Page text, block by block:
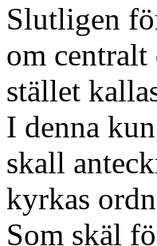
Slutligen
om
stället
I denna
skall
kyrkas
Som skäl